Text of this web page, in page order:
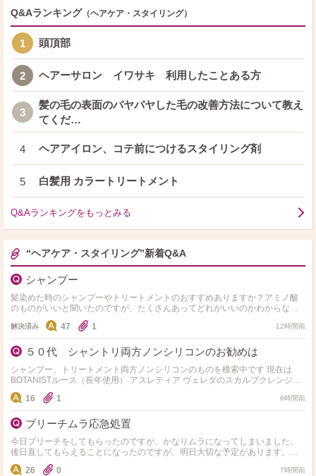
Q&Aランキング （ヘアケア・スタイリング）
1 頭頂部
2 ヘアーサロン イワサキ 利用したことある方
3
髪の毛の表面のパヤパヤした毛の改善方法について教え
てくだ…
4 ヘアアイロン、コテ前につけるスタイリング剤
5 白髪用 カラートリートメント
Q&Aランキングをもっとみる
“ヘアケア・スタイリング”新着Q&A
シャンプー
髪染めた時のシャンプーやトリートメントのおすすめありますか？アミノ酸
のものがいいと聞いたのですが、たくさんあってどれがいいのかわからない
ので、教えて欲しいです！ 髪質は細くて柔らかいです！
解決済み 47 1 12時間前
５０代 シャントリ両方ノンシリコンのお勧めは
シャンプー、トリートメント両方ノンシリコンのものを模索中です 現在は
BOTANISTルース（長年使用） アスレティア ヴェレダのスカルプクレンジン
グを 使用中です 基本的にはトリート…
16 1 6時間前
ブリーチムラ応急処置
今日ブリーチをしてもらったのですが、かなりムラになってしまいました。
後日直してもらえることになったのですが、明日大切な予定があります。少
しでもマシになる方法があれば教えて頂きたいです。
26 0 7時間前